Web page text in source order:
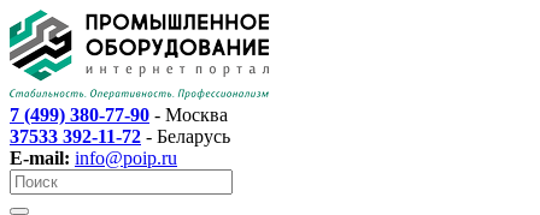
7 (499) 380-77-90 - Москва
37533 392-11-72 - Беларусь
E-mail: info@poip.ru